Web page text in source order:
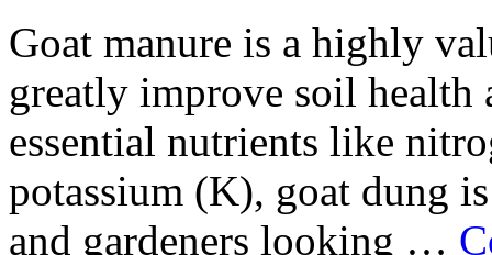
Goat manure is a highly
greatly improve soil
essential nutrients like
potassium (K), goat dung
and gardeners looking …